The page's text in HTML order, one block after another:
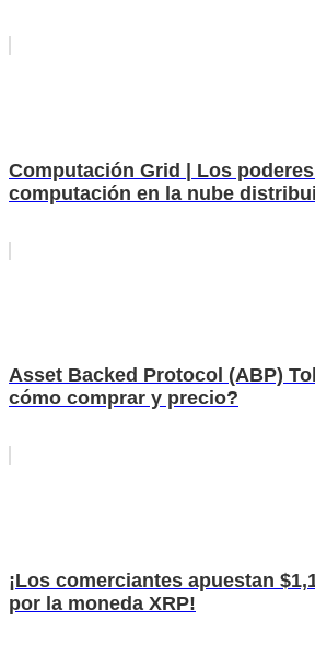
Computación Grid | Los
computación en la nube
Asset Backed Protocol (ABP)
cómo comprar y precio?
¡Los comerciantes apuestan
por la moneda XRP!